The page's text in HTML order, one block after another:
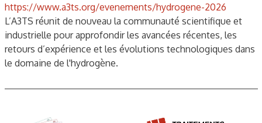
https://www.a3ts.org/evenements/hydrogene-2026
L’A3TS réunit de nouveau la communauté scientifique et
industrielle pour approfondir les avancées récentes, les
retours d’expérience et les évolutions technologiques dans
le domaine de l'hydrogène.